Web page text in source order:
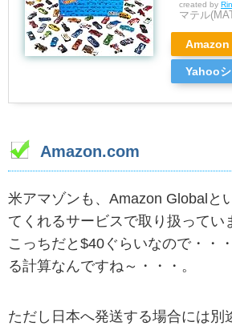
created by
マテル
Amazon
Yahoo
Amazon.com
米アマゾンも、Amazon Globalと
てくれるサービスで取り扱ってい
こっちだと$40ぐらいなので・・
る計算なんですね～・・・。
ただし日本へ発送する場合には別